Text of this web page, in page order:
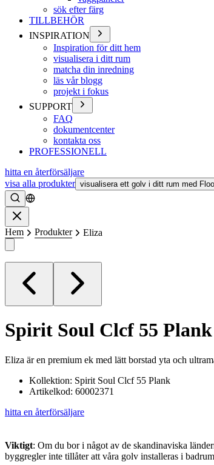
sök efter färg
TILLBEHÖR
INSPIRATION
Inspiration för ditt hem
visualisera i ditt rum
matcha din inredning
läs vår blogg
projekt i fokus
SUPPORT
FAQ
dokumentcenter
kontakta oss
PROFESSIONELL
hitta en återförsäljare
visa alla produkter visualisera ett golv i ditt rum med
Söka
Hem Produkter Eliza
Spirit Soul Clcf 55 Plank
Eliza är en premium ek med lätt borstad yta och
Kollektion: Spirit Soul Clcf 55 Plank
Artikelkod: 60002371
hitta en återförsäljare
Viktigt: Om du bor i något av de skandinaviska
byggregler inte tillåter att våra golv installeras i